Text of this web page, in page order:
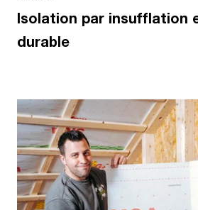
Isolation par insufflation
durable